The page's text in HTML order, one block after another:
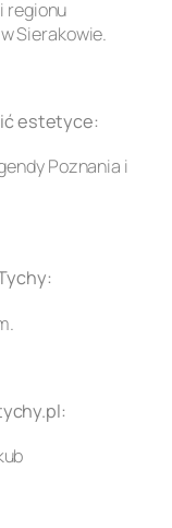
regionu
Sierakowie.
estetyce:
Poznania i